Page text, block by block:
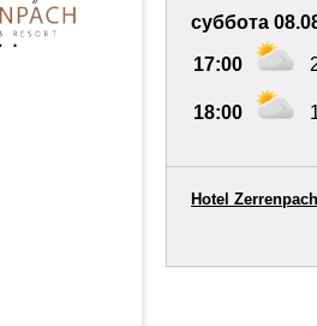
суббота
17:00
18:00
Hotel